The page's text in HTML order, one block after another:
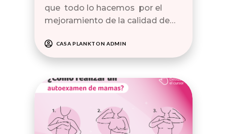
que todo lo hacemos por el
mejoramiento de la calidad de…
CASA PLANKTON ADMIN